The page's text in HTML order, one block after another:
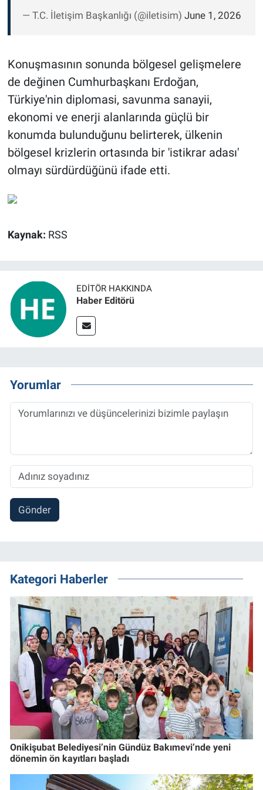
— T.C. İletişim Başkanlığı (@iletisim) June 1, 2026
Konuşmasının sonunda bölgesel gelişmelere
de değinen Cumhurbaşkanı Erdoğan,
Türkiye'nin diplomasi, savunma sanayii,
ekonomi ve enerji alanlarında güçlü bir
konumda bulunduğunu belirterek, ülkenin
bölgesel krizlerin ortasında bir 'istikrar adası'
olmayı sürdürdüğünü ifade etti.
Kaynak: RSS
EDITÖR HAKKINDA
Haber Editörü
Yorumlar
Gönder
Kategori Haberler
Onikişubat Belediyesi’nin Gündüz Bakımevi’nde yeni
dönemin ön kayıtları başladı